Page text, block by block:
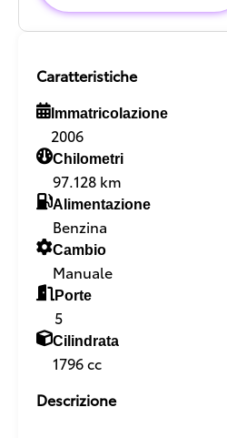
Caratteristiche
Immatricolazione
2006
Chilometri
97.128 km
Alimentazione
Benzina
Cambio
Manuale
Porte
5
Cilindrata
1796 cc
Descrizione